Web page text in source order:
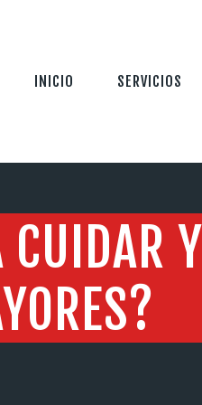
INICIO SERVICIOS
CUIDAR Y